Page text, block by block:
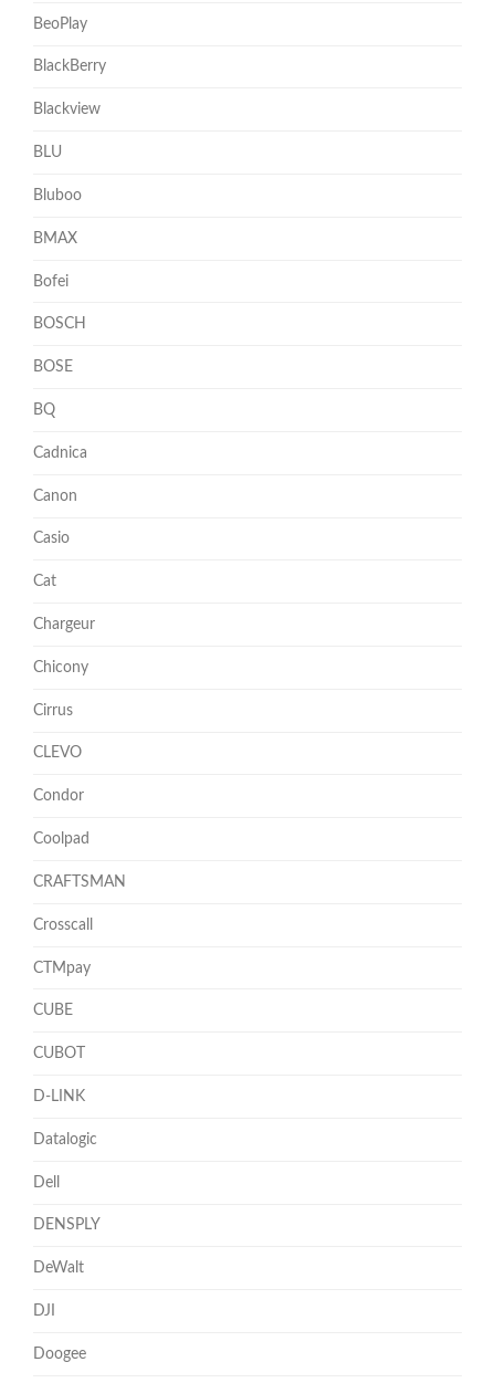
BeoPlay
BlackBerry
Blackview
BLU
Bluboo
BMAX
Bofei
BOSCH
BOSE
BQ
Cadnica
Canon
Casio
Cat
Chargeur
Chicony
Cirrus
CLEVO
Condor
Coolpad
CRAFTSMAN
Crosscall
CTMpay
CUBE
CUBOT
D-LINK
Datalogic
Dell
DENSPLY
DeWalt
DJI
Doogee